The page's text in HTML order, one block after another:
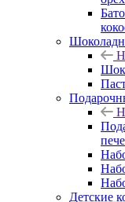
Детские